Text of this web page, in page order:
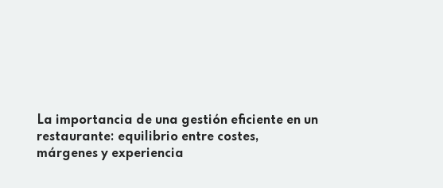
La importancia de una gestión eficiente en un
restaurante: equilibrio entre costes,
márgenes y experiencia